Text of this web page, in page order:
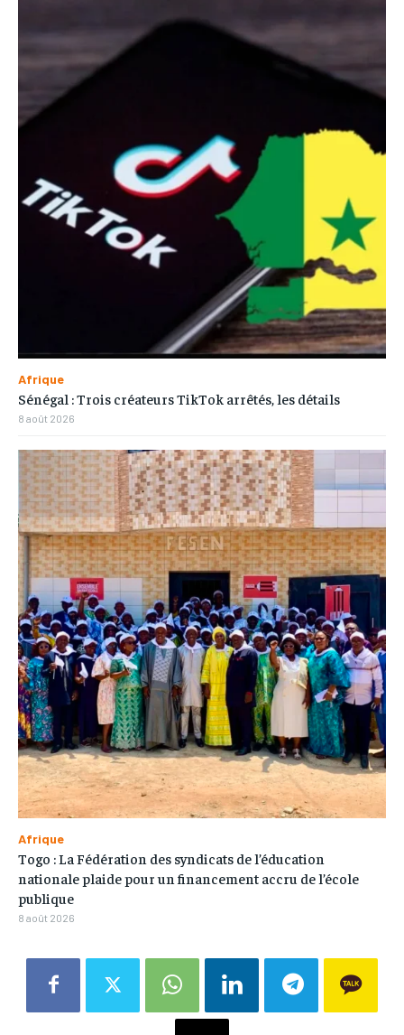
Afrique
Sénégal : Trois créateurs TikTok arrêtés, les détails
8 août 2026
Afrique
Togo : La Fédération des syndicats de l’éducation
nationale plaide pour un financement accru de l’école
publique
8 août 2026